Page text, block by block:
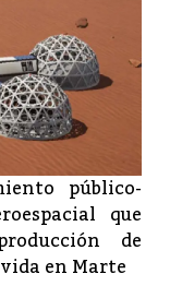
público-
que
de
en Marte